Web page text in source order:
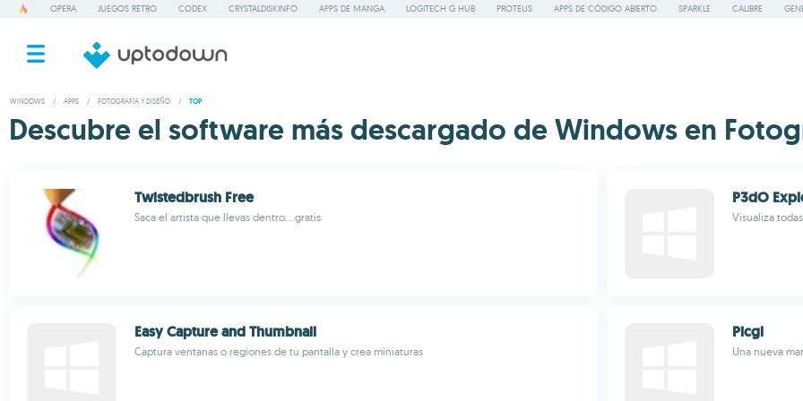
OPERA JUEGOS RETRO CODEX CRYSTALDISKINFO APPS DE MANGA LOGITECH G HUB PROTEUS APPS DE CÓDIGO ABIERTO SPARKLE CALIBRE
WINDOWS / APPS / FOTOGRAFÍA Y DISEÑO / TOP
Descubre el software más descargado de Windows en
Twistedbrush Free
Saca el artista que llevas dentro... gratis
P3dO
Visualiza
Easy Capture and Thumbnail
Captura ventanas o regiones de tu pantalla y crea miniaturas
Picgl
Una nueva